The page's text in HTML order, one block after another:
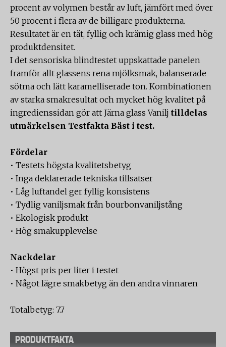
procent av volymen består av luft, jämfört med över
50 procent i flera av de billigare produkterna.
Resultatet är en tät, fyllig och krämig glass med hög
produktdensitet.
I det sensoriska blindtestet uppskattade panelen
framför allt glassens rena mjölksmak, balanserade
sötma och lätt karamelliserade ton. Kombinationen
av starka smakresultat och mycket hög kvalitet på
ingredienssidan gör att Järna glass Vanilj tilldelas
utmärkelsen Testfakta Bäst i test.
Fördelar
• Testets högsta kvalitetsbetyg
• Inga deklarerade tekniska tillsatser
• Låg luftandel ger fyllig konsistens
• Tydlig vaniljsmak från bourbonvaniljstång
• Ekologisk produkt
• Hög smakupplevelse
Nackdelar
• Högst pris per liter i testet
• Något lägre smakbetyg än den andra vinnaren
Totalbetyg: 7.7
PRODUKTFAKTA